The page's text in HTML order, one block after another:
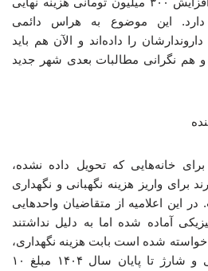
این موضوع به هراس دائمی
را داده‌اند و الآن هم باید
و هم نگرانی مطالبات بعدی شهر جدید
خانه‌هایی که تحویل داده نشده،
برای واریز هزینه نگهبانی و نگهداری
این اعلامیه از متقاضیان واحدهایی
آماده شده اما به دلیل نداشتند
خواسته شده است بابت هزینه نگهداری،
تجهیزات حفاظتی و نظارتی و شارژ تا پایان سال ۱۴۰۴ مبلغ ۱۰